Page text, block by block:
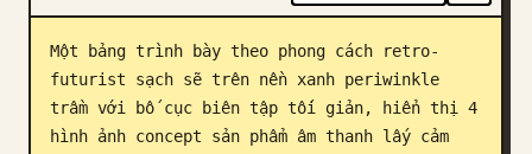
Blog
Cập nhật
Một bảng trình bày theo phong cách retro-
futurist sạch sẽ trên nền xanh periwinkle
trầm với bố cục biên tập tối giản, hiển thị 4
hình ảnh concept sản phẩm âm thanh lấy cảm